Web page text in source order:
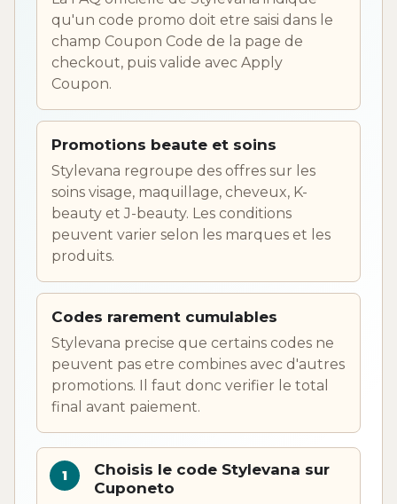
qu'un code promo doit etre saisi dans le
champ Coupon Code de la page de
checkout, puis valide avec Apply
Coupon.
Promotions beaute et soins
Stylevana regroupe des offres sur les
soins visage, maquillage, cheveux, K-
beauty et J-beauty. Les conditions
peuvent varier selon les marques et les
produits.
Codes rarement cumulables
Stylevana precise que certains codes ne
peuvent pas etre combines avec d'autres
promotions. Il faut donc verifier le total
final avant paiement.
Choisis le code Stylevana sur
Cuponeto